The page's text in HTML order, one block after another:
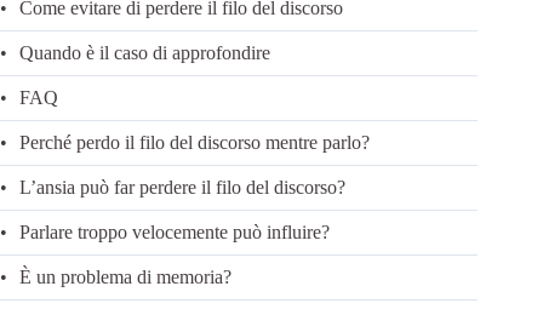
Come evitare di perdere il filo del discorso
Quando è il caso di approfondire
FAQ
Perché perdo il filo del discorso mentre parlo?
L’ansia può far perdere il filo del discorso?
Parlare troppo velocemente può influire?
È un problema di memoria?